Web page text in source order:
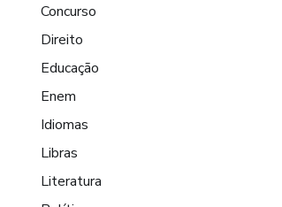
Concurso
Direito
Educação
Enem
Idiomas
Libras
Literatura